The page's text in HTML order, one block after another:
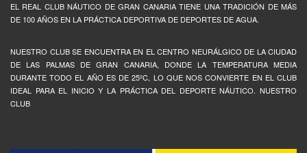
EL REAL CLUB NÁUTICO DE GRAN CANARIA TIENE UNA TRADICIÓN DE MÁS
DE 100 AÑOS EN LA PRÁCTICA DEPORTIVA DE DEPORTES DE AGUA.
NUESTRO CLUB SE ENCUENTRA EN EL CENTRO NEURÁLGICO DE LA CIUDAD
DE LAS PALMAS DE GRAN CANARIA, DONDE LA TEMPERATURA MEDIA
DURANTE TODO EL AÑO ES DE 25ºC, LO QUE NOS CONVIERTE EN EL CLUB
IDEAL PARA EL INICIO Y LA PRÁCTICA DEL DEPORTE NÁUTICO. NUESTRO
CLUB